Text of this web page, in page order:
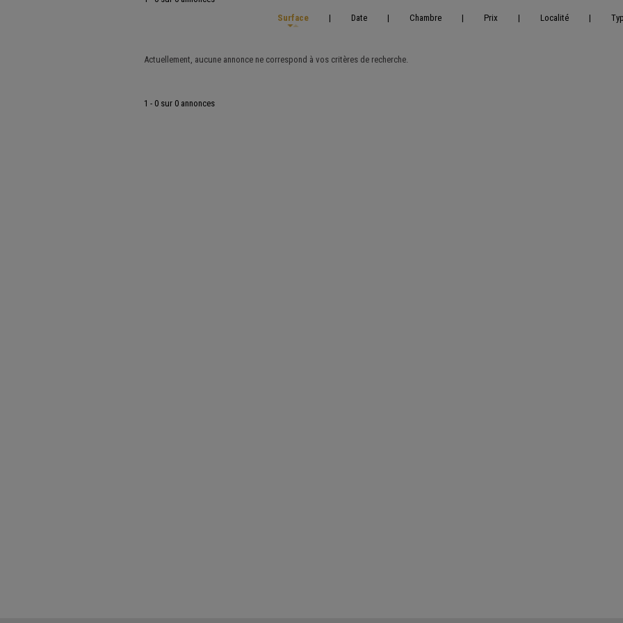
Surface
| Date | Chambre | Prix | Localité |
Actuellement, aucune annonce ne correspond à vos critères de recherche.
1 - 0 sur 0 annonces